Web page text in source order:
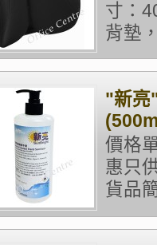
寸：
背墊
"新亮
價格
惠只
貨品